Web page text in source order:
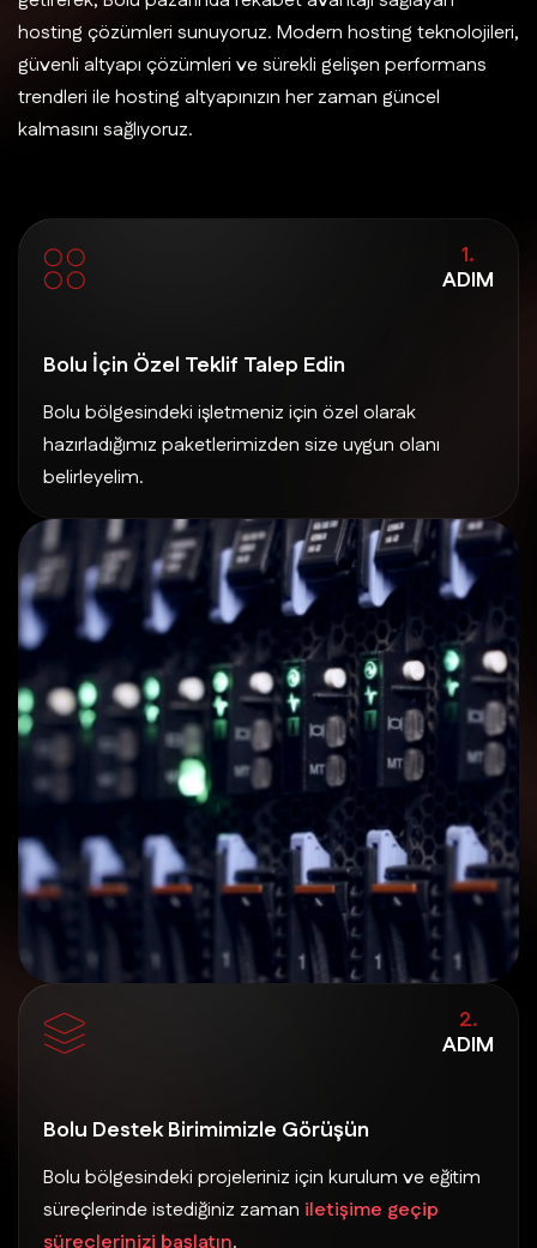
hosting çözümleri sunuyoruz. Modern hosting teknolojileri,
güvenli altyapı çözümleri ve sürekli gelişen performans
trendleri ile hosting altyapınızın her zaman güncel
kalmasını sağlıyoruz.
1.
ADIM
Bolu İçin Özel Teklif Talep Edin
Bolu bölgesindeki işletmeniz için özel olarak
hazırladığımız paketlerimizden size uygun olanı
belirleyelim.
2.
ADIM
Bolu Destek Birimimizle Görüşün
Bolu bölgesindeki projeleriniz için kurulum ve eğitim
süreçlerinde istediğiniz zaman iletişime geçip
süreçlerinizi başlatın.